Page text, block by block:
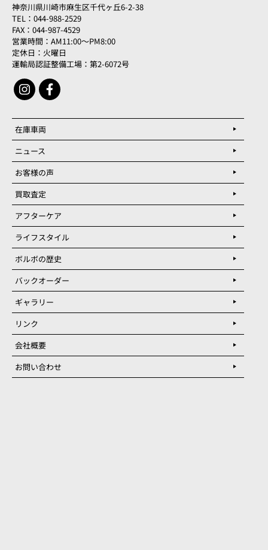
神奈川県川崎市麻生区千代ヶ丘6-2-38
TEL：044-988-2529
FAX：044-987-4529
営業時間：AM11:00～PM8:00
定休日：火曜日
運輸局認証整備工場：第2-6072号
在庫車両
ニュース
お客様の声
買取査定
アフターケア
ライフスタイル
ボルボの歴史
バックオーダー
ギャラリー
リンク
会社概要
お問い合わせ